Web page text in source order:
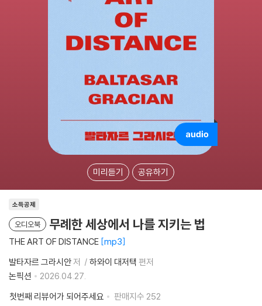
미리듣기 공유하기
소득공제
오디오북 무례한 세상에서 나를 지키는 법
THE ART OF DISTANCE mp3
발타자르 그라시안저 하와이 대저택 편저
논픽션
2026.04.27.
첫번째 리뷰어가 되어주세요
판매지수 252